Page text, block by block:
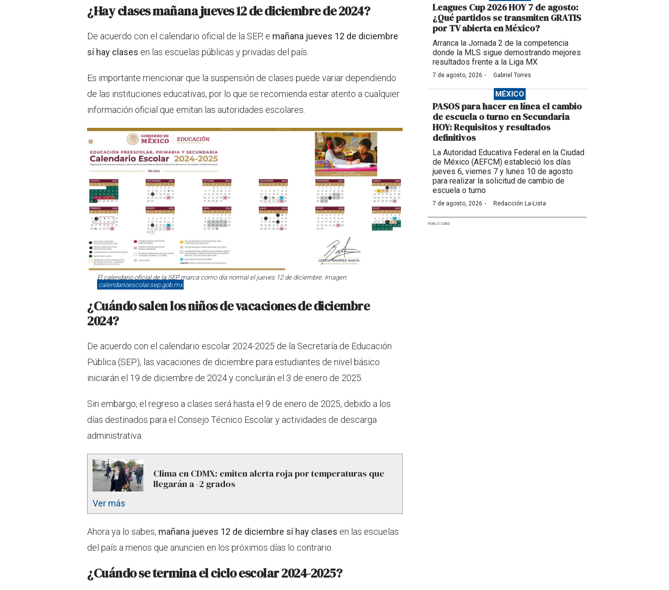
¿Hay clases mañana jueves 12 de diciembre de 2024?
De acuerdo con el calendario oficial de la SEP, e mañana jueves 12 de diciembre
sí hay clases en las escuelas públicas y privadas del país.
Es importante mencionar que la suspensión de clases puede variar dependiendo
de las instituciones educativas, por lo que se recomienda estar atento a cualquier
información oficial que emitan las autoridades escolares.
El calendario oficial de la SEP marca como día normal el jueves 12 de diciembre. Imagen:
calendarioescolar.sep.gob.mx
¿Cuándo salen los niños de vacaciones de diciembre
2024?
De acuerdo con el calendario escolar 2024-2025 de la Secretaría de Educación
Pública (SEP), las vacaciones de diciembre para estudiantes de nivel básico
iniciarán el 19 de diciembre de 2024 y concluirán el 3 de enero de 2025.
Sin embargo, el regreso a clases será hasta el 9 de enero de 2025, debido a los
días destinados para el Consejo Técnico Escolar y actividades de descarga
administrativa.
Clima en CDMX: emiten alerta roja por temperaturas que
llegarán a -2 grados
Ver más
Ahora ya lo sabes, mañana jueves 12 de diciembre sí hay clases en las escuelas
del país a menos que anuncien en los próximos días lo contrario.
¿Cuándo se termina el ciclo escolar 2024-2025?
Leagues Cup 2026 HOY 7 de agosto:
¿Qué partidos se transmiten GRATIS
por TV abierta en México?
Arranca la Jornada 2 de la competencia
donde la MLS sigue demostrando mejores
resultados frente a la Liga MX
7 de agosto, 2026 · Gabriel Torres
MÉXICO
PASOS para hacer en línea el cambio
de escuela o turno en Secundaria
HOY: Requisitos y resultados
definitivos
La Autoridad Educativa Federal en la Ciudad
de México (AEFCM) estableció los días
jueves 6, viernes 7 y lunes 10 de agosto
para realizar la solicitud de cambio de
escuela o turno
7 de agosto, 2026 · Redacción La-Lista
PUBLICIDAD